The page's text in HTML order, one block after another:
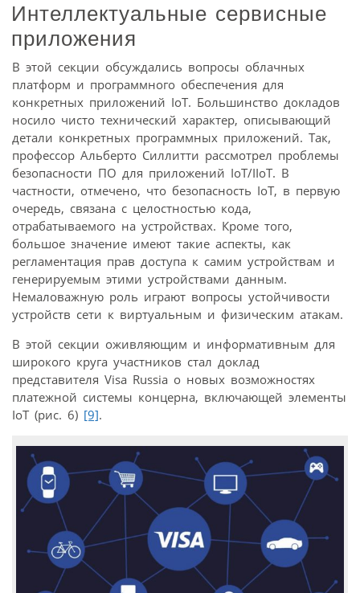
Интеллектуальные сервисные
приложения
В этой секции обсуждались вопросы облачных
платформ и программного обеспечения для
конкретных приложений IoT. Большинство докладов
носило чисто технический характер, описывающий
детали конкретных програм­мных приложений. Так,
профессор Альберто Силлитти рассмотрел проблемы
безопасности ПО для приложений IoT/IIoT. В
частности, отмечено, что безопасность IoT, в первую
очередь, связана с целостностью кода,
отрабатываемого на устройствах. Кроме того,
большое значение имеют такие аспекты, как
регламентация прав доступа к самим устройствам и
генерируемым этими устройствами данным.
Немаловажную роль играют вопросы устойчивости
устройств сети к виртуальным и физическим атакам.
В этой секции оживляющим и информативным для
широкого круга участников стал доклад
представителя Visa Russia о новых возможностях
платежной системы концерна, включающей элементы
IoT (рис. 6) [9].